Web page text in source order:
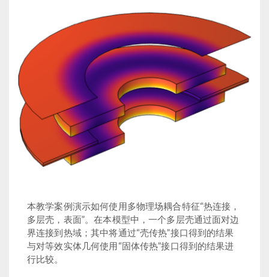
本教学案例演示如何使用多物理场耦合特征“热连接，
多层壳，表面”。在本模型中，一个多层壳通过面对边
界连接到热域；其中将通过“壳传热”接口得到的结果
与对等效实体几何使用“固体传热”接口得到的结果进
行比较。